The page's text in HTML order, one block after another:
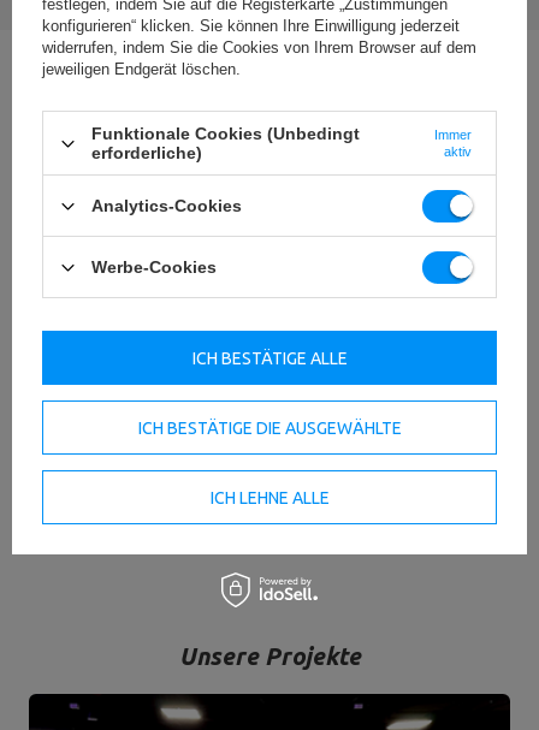
Wenn die obige Produktbeschreibung unzureichend ist, können Sie uns
Deine Daten werden
gemäßder Datenschutzerklärung
E-mail
Unsere Projekte
festlegen, indem Sie auf die Registerkarte „Zustimmungen
konfigurieren“ klicken. Sie können Ihre Einwilligung jederzeit
widerrufen, indem Sie die Cookies von Ihrem Browser auf dem
jeweiligen Endgerät löschen.
Funktionale Cookies (Unbedingt
erforderliche)
Immer
aktiv
Analytics-Cookies
Werbe-Cookies
ICH BESTÄTIGE DIE AUSGEWÄHLTE
ICH LEHNE ALLE
ICH BESTÄTIGE ALLE